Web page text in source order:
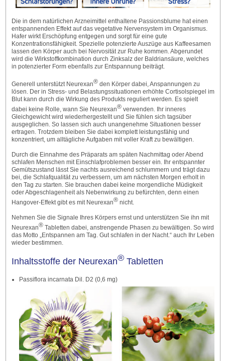
Die in dem natürlichen Arzneimittel enthaltene Passionsblume hat einen
entspannenden Effekt auf das vegetative Nervensystem im Organismus.
Hafer wirkt Erschöpfung entgegen und sorgt für eine gute
Konzentrationsfähigkeit. Spezielle potenzierte Auszüge aus Kaffeesamen
lassen den Körper auch bei Nervosität zur Ruhe kommen. Abgerundet
wird die Wirkstoffkombination durch Zinksalz der Baldriansäure, welches
in potenzierter Form ebenfalls zur Entspannung beiträgt.
Generell unterstützt Neurexan®den Körper dabei, Anspannungen zu
lösen. Der in Stress- und Belastungssituationen erhöhte Cortisolspiegel im
Blut kann durch die Wirkung des Produkts reguliert werden. Es spielt
dabei keine Rolle, wann Sie Neurexan®verwenden. Ihr inneres
Gleichgewicht wird wiederhergestellt und Sie fühlen sich tagsüber
ausgeglichen. So lassen sich auch unangenehme Situationen besser
ertragen. Trotzdem bleiben Sie dabei komplett leistungsfähig und
konzentriert, um alltägliche Aufgaben mit voller Kraft zu bewältigen.
Durch die Einnahme des Präparats am späten Nachmittag oder Abend
schlafen Menschen mit Einschlafproblemen besser ein. Ihr entspannter
Gemütszustand lässt Sie nachts ausreichend schlummern und trägt dazu
bei, die Schlafqualität zu verbessern, um am nächsten Morgen erholt in
den Tag zu starten. Sie brauchen dabei keine morgendliche Müdigkeit
oder Abgeschlagenheit als Nebenwirkung zu befürchten, denn einen
Hangover-Effekt gibt es mit Neurexan®nicht.
Nehmen Sie die Signale Ihres Körpers ernst und unterstützen Sie ihn mit
Neurexan®Tabletten dabei, anstrengende Phasen zu bewältigen. So wird
das Motto „Entspannen am Tag. Gut schlafen in der Nacht.“ auch Ihr Leben
wieder bestimmen.
Inhaltsstoffe der Neurexan®Tabletten
Passiflora incarnata Dil. D2 (0,6 mg)